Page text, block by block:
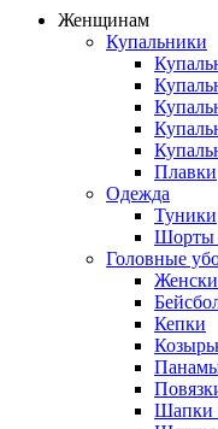
Женщинам
Купальники
Плавки
Одежда
Туники
Шорты
Головные
Кепки
Шапки